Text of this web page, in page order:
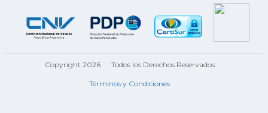
Copyright 2026 Todos los Derechos Reservados
Términos y Condiciones